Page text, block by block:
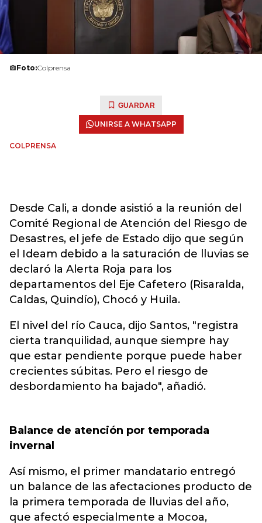
Foto:Colprensa
GUARDAR
UNIRSE A WHATSAPP
COLPRENSA
Desde Cali, a donde asistió a la reunión del
Comité Regional de Atención del Riesgo de
Desastres, el jefe de Estado dijo que según
el Ideam debido a la saturación de lluvias se
declaró la Alerta Roja para los
departamentos del Eje Cafetero (Risaralda,
Caldas, Quindío), Chocó y Huila.
El nivel del río Cauca, dijo Santos, "registra
cierta tranquilidad, aunque siempre hay
que estar pendiente porque puede haber
crecientes súbitas. Pero el riesgo de
desbordamiento ha bajado", añadió.
Balance de atención por temporada
invernal
Así mismo, el primer mandatario entregó
un balance de las afectaciones producto de
la primera temporada de lluvias del año,
que afectó especialmente a Mocoa,